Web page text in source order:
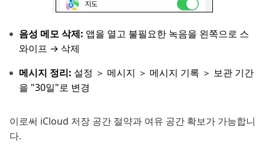
음성 메모 삭제: 앱을 열고 불필요한 녹음을 왼쪽으로 스
와이프 → 삭제
메시지 정리: 설정 ＞ 메시지 ＞ 메시지 기록 ＞ 보관 기간
을 "30일"로 변경
이로써 iCloud 저장 공간 절약과 여유 공간 확보가 가능합니
다.